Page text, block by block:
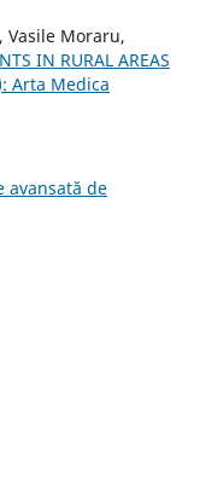
Vasile Moraru,
IN RURAL AREAS
Arta Medica
avansată de